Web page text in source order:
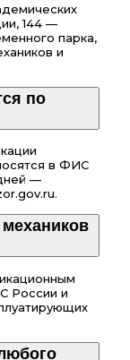
144 —
парка,
и
по
в ФИС
—
России и